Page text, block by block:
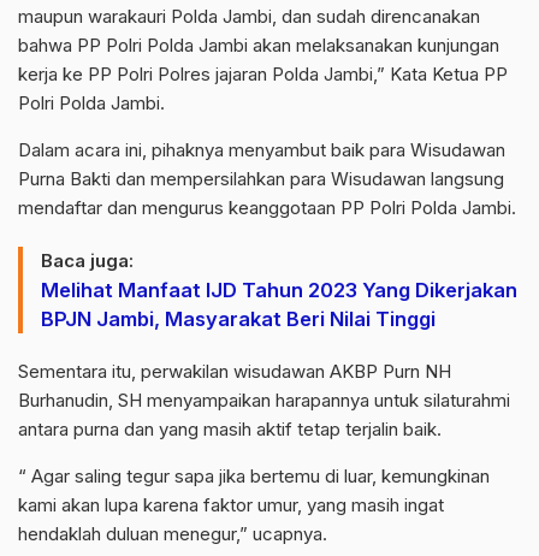
maupun warakauri Polda Jambi, dan sudah direncanakan
bahwa PP Polri Polda Jambi akan melaksanakan kunjungan
kerja ke PP Polri Polres jajaran Polda Jambi,” Kata Ketua PP
Polri Polda Jambi.
Dalam acara ini, pihaknya menyambut baik para Wisudawan
Purna Bakti dan mempersilahkan para Wisudawan langsung
mendaftar dan mengurus keanggotaan PP Polri Polda Jambi.
Baca juga:
Melihat Manfaat IJD Tahun 2023 Yang Dikerjakan
BPJN Jambi, Masyarakat Beri Nilai Tinggi
Sementara itu, perwakilan wisudawan AKBP Purn NH
Burhanudin, SH menyampaikan harapannya untuk silaturahmi
antara purna dan yang masih aktif tetap terjalin baik.
“ Agar saling tegur sapa jika bertemu di luar, kemungkinan
kami akan lupa karena faktor umur, yang masih ingat
hendaklah duluan menegur,” ucapnya.